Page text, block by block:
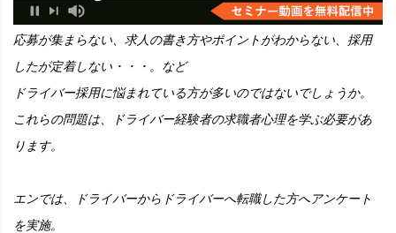
応募が集まらない、求人の書き方やポイントがわからない、採用
したが定着しない・・・。など
ドライバー採用に悩まれている方が多いのではないでしょうか。
これらの問題は、ドライバー経験者の求職者心理を学ぶ必要があ
ります。
エンでは、ドライバーからドライバーへ転職した方へアンケート
を実施。